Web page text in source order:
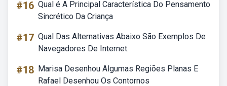
#16 Qual é A Principal Característica Do Pensamento
Sincrético Da Criança
#17 Qual Das Alternativas Abaixo São Exemplos De
Navegadores De Internet.
#18 Marisa Desenhou Algumas Regiões Planas E
Rafael Desenhou Os Contornos